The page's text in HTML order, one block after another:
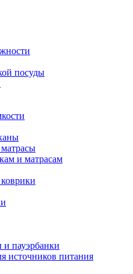
посуды
и матрасам
пауэрбанки
источников питания